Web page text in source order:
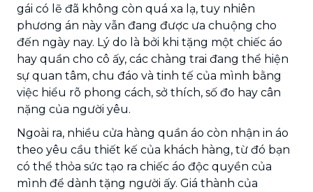
gái có lẽ đã không còn quá xa lạ, tuy nhiên
phương án này vẫn đang được ưa chuộng cho
đến ngày nay. Lý do là bởi khi tặng một chiếc áo
hay quần cho cô ấy, các chàng trai đang thể hiện
sự quan tâm, chu đáo và tinh tế của mình bằng
việc hiểu rõ phong cách, sở thích, số đo hay cân
nặng của người yêu.
Ngoài ra, nhiều cửa hàng quần áo còn nhận in áo
theo yêu cầu thiết kế của khách hàng, từ đó bạn
có thể thỏa sức tạo ra chiếc áo độc quyền của
mình để dành tặng người ấy. Giá thành của